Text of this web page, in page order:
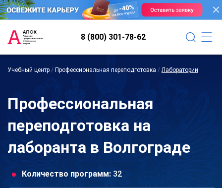
8 (800) 301-78-62
Учебный центр / Профессиональная переподготовка / Лаборатории
Профессиональная
переподготовка на
лаборанта в Волгограде
Количество программ: 32